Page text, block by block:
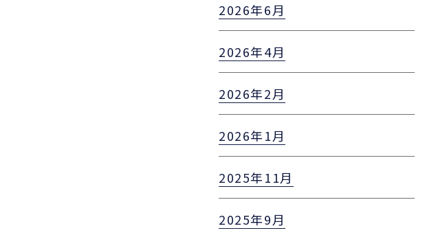
2026年6月
2026年4月
2026年2月
2026年1月
2025年11月
2025年9月